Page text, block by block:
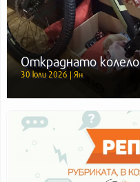
Откраднато колело
30 юли 2026 | Ян